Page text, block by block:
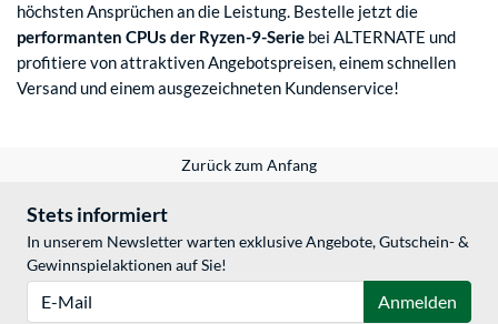
höchsten Ansprüchen an die Leistung. Bestelle jetzt die
performanten CPUs der Ryzen-9-Serie bei ALTERNATE und
profitiere von attraktiven Angebotspreisen, einem schnellen
Versand und einem ausgezeichneten Kundenservice!
Zurück zum Anfang
Stets informiert
In unserem Newsletter warten exklusive Angebote, Gutschein- &
Gewinnspielaktionen auf Sie!
Anmelden